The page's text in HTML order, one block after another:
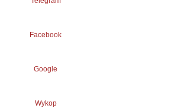
Facebook
Google
Wykop